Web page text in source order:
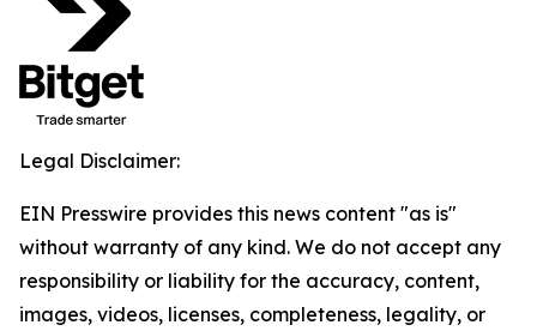
Legal Disclaimer:
EIN Presswire provides this news content "as is"
without warranty of any kind. We do not accept any
responsibility or liability for the accuracy, content,
images, videos, licenses, completeness, legality, or